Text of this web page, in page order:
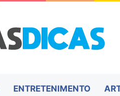
ENTRETENIMENTO